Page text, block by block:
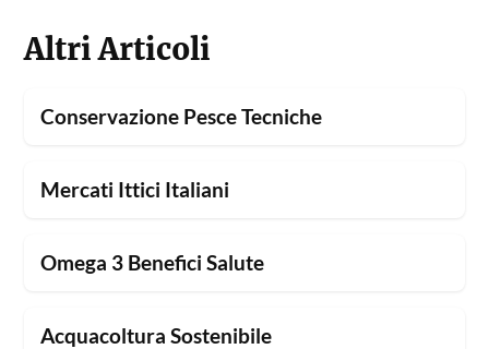
Altri Articoli
Conservazione Pesce Tecniche
Mercati Ittici Italiani
Omega 3 Benefici Salute
Acquacoltura Sostenibile